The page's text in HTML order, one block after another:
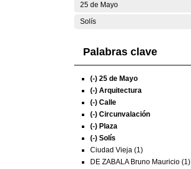
25 de Mayo
Solís
Palabras clave
(-) 25 de Mayo
(-) Arquitectura
(-) Calle
(-) Circunvalación
(-) Plaza
(-) Solís
Ciudad Vieja (1)
DE ZABALA Bruno Mauricio (1)